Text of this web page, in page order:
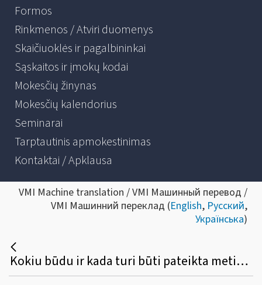
Formos
Rinkmenos / Atviri duomenys
Skaičiuoklės ir pagalbininkai
Sąskaitos ir įmokų kodai
Mokesčių žinynas
Mokesčių kalendorius
Seminarai
Tarptautinis apmokestinimas
Kontaktai / Apklausa
VMI Machine translation / VMI Машинный перевод /
VMI Машинний переклад (English, Русский,
Українська)
Kokiu būdu ir kada turi būti pateikta metinė gyventojams išmokėtų išmokų, priskiriamų A ir B klasės pajamoms, deklaracija (GPM312)?